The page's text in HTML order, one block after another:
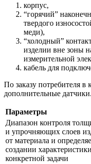
корпус,
“горячий”
твердого
меди),
“холодный”
изделии вне зоны
измерительной
кабель для
По заказу потребителя в
дополнительные датчики.
Параметры
Диапазон контроля
и упрочняющих слоев
от материала и
создании
конкретной задачи